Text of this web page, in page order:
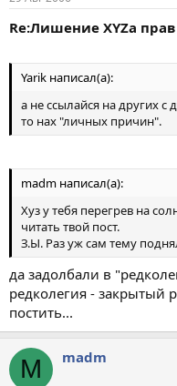
Re:Лишение XYZа
Yarik написал(а):
а не ссылайся на других
то нах "личных причин".
madm написал(а):
Хуз у тебя перегрев на
читать твой пост.
З.Ы. Раз уж сам тему
да задолбали в
редколегия - закрытый
постить...
M madm